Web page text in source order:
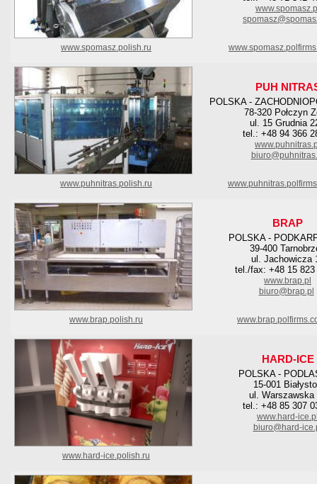
www.spomasz.polish.ru
PUH
POLSKA -
78-320 Połczyn
ul. 15 Grudnia
tel.: +48 94 366
www.puhnitras.polish.ru
BRAP
POLSKA -
39-400
ul. Jachowicza
tel./fax: +48 15 823
www.brap.pl
biuro@brap.pl
www.brap.polish.ru
HARD-ICE
POLSKA -
15-001
ul. Warszawska
tel.: +48 85 307
www.hard-
biuro@hard-
www.hard-ice.polish.ru